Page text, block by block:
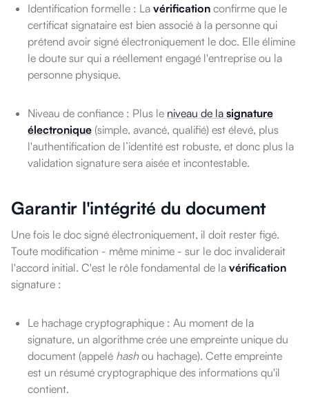
Identification formelle : La vérification confirme que le
certificat signataire est bien associé à la personne qui
prétend avoir signé électroniquement le doc. Elle élimine
le doute sur qui a réellement engagé l'entreprise ou la
personne physique.
Niveau de confiance : Plus le niveau de la signature
électronique (simple, avancé, qualifié) est élevé, plus
l'authentification de l’identité est robuste, et donc plus la
validation signature sera aisée et incontestable.
Garantir l'intégrité du document
Une fois le doc signé électroniquement, il doit rester figé.
Toute modification - même minime - sur le doc invaliderait
l'accord initial. C'est le rôle fondamental de la vérification
signature :
Le hachage cryptographique : Au moment de la
signature, un algorithme crée une empreinte unique du
document (appelé hashou hachage). Cette empreinte
est un résumé cryptographique des informations qu'il
contient.